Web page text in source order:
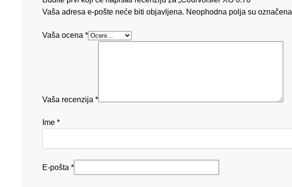
Vaša adresa e-pošte neće biti objavljena. Neophodna polja su označena
Vaša ocena *
Vaša recenzija *
Ime *
E-pošta *